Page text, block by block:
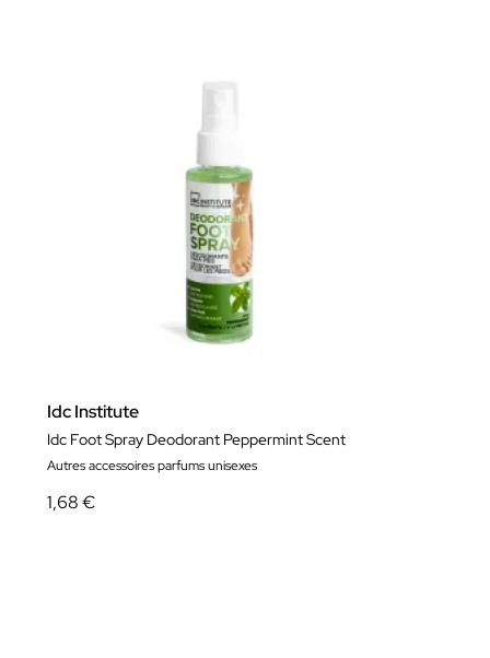
Idc Institute
Idc Foot Spray Deodorant Peppermint Scent
Autres accessoires parfums unisexes
1,68 €